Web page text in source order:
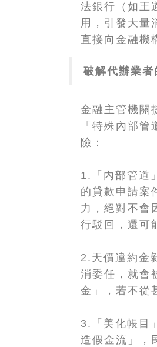
法銀行（如王
用，引發大量
直接向金融機
破解代辦業
金融主管機關
「特殊內部
險：
1.「內部管道
的貸款申請案
力，絕對不會
行駁回，還可
2.天價違約金
消委任，就會
金」，若不從
3.「美化帳目
造假金流」，